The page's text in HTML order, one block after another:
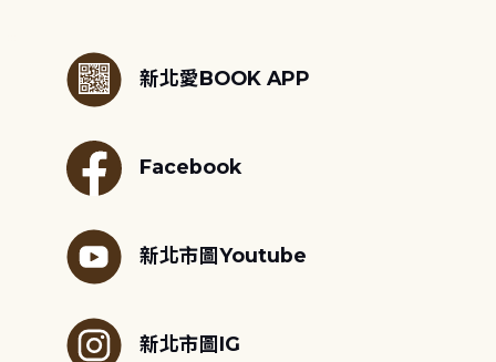
新北愛BOOK APP
Facebook
新北市圖Youtube
新北市圖IG